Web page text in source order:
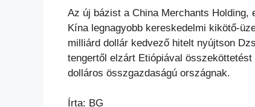
Az új bázist a China Merchants
Kína legnagyobb kereskedelmi kikötő-
milliárd dollár kedvező hitelt nyújtson
tengertől elzárt Etiópiával
dolláros összgazdaságú országnak.
Írta: BG